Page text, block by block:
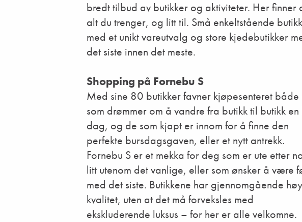
bredt tilbud av butikker og aktiviteter. Her finner
alt du trenger, og litt til. Små enkeltstående
med et unikt vareutvalg og store kjedebutikker
det siste innen det meste.
Shopping på Fornebu S
Med sine 80 butikker favner kjøpesenteret både
som drømmer om å vandre fra butikk til butikk en
dag, og de som kjapt er innom for å finne den
perfekte bursdagsgaven, eller et nytt antrekk.
Fornebu S er et mekka for deg som er ute etter
litt utenom det vanlige, eller som ønsker å være
med det siste. Butikkene har gjennomgående høy
kvalitet, uten at det må forveksles med
ekskluderende luksus – for her er alle velkomne.